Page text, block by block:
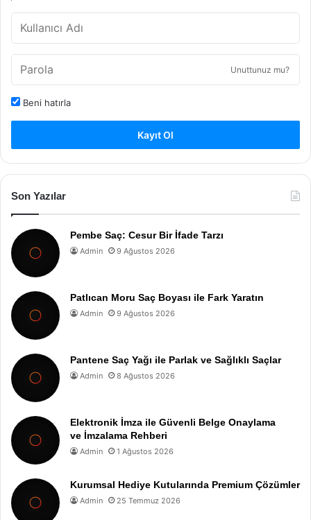
Unuttunuz mu?
Beni hatırla
Kayıt Ol
Son Yazılar
Pembe Saç: Cesur Bir İfade Tarzı
Admin 9 Ağustos 2026
Patlıcan Moru Saç Boyası ile Fark Yaratın
Admin 9 Ağustos 2026
Pantene Saç Yağı ile Parlak ve Sağlıklı Saçlar
Admin 8 Ağustos 2026
Elektronik İmza ile Güvenli Belge Onaylama
ve İmzalama Rehberi
Admin 1 Ağustos 2026
Kurumsal Hediye Kutularında Premium Çözümler
Admin 25 Temmuz 2026